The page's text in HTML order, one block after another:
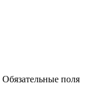
Обязательные поля